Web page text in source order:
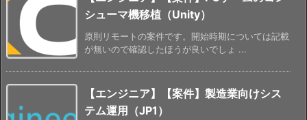
シューマ機移植（Unity）
原則リモートの案件です。開始時期については記載
が無いので確認したほうが良いでしょ ...
【エンジニア】【案件】製造業向けシス
テム運用（JP1）